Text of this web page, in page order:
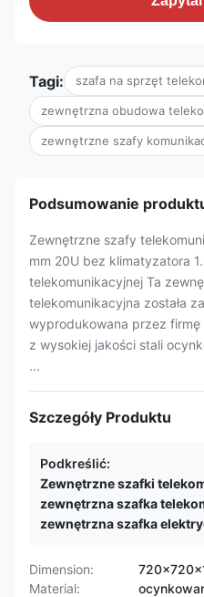
Tagi: szafa na sprzęt
zewnętrzna obudowa
zewnętrzne szafy
Podsumowanie
Zewnętrzne szafy
mm 20U bez klimatyzatora
telekomunikacyjnej Ta
telekomunikacyjna została
wyprodukowana przez firmę
z wysokiej jakości stali
...
Szczegóły Produktu
Podkreślić:
Zewnętrzne szafki
zewnętrzna szafka
zewnętrzna szafka
Dimension:
Material: